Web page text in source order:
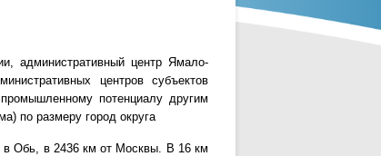
административный центр Ямало-
центров субъектов
потенциалу другим
по размеру город округа
в Обь, в 2436 км от Москвы. В 16 км